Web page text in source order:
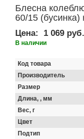
Блесна
60/15
Цена: 1 069 руб.
В наличии
Код товара
Производитель
Размер
Длина, , мм
Вес, г
Цвет
Подтип